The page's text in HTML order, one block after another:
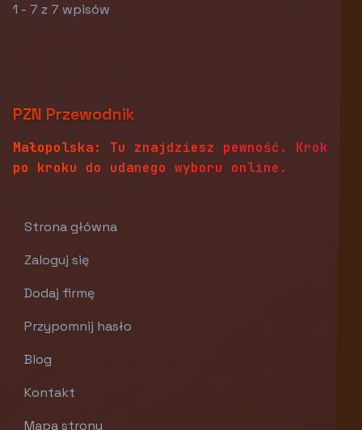
1 - 7 z 7 wpisów
PZN Przewodnik
Małopolska: Tu znajdziesz pewność. Krok
po kroku do udanego wyboru online.
Strona główna
Zaloguj się
Dodaj firmę
Przypomnij hasło
Blog
Kontakt
Mapa strony